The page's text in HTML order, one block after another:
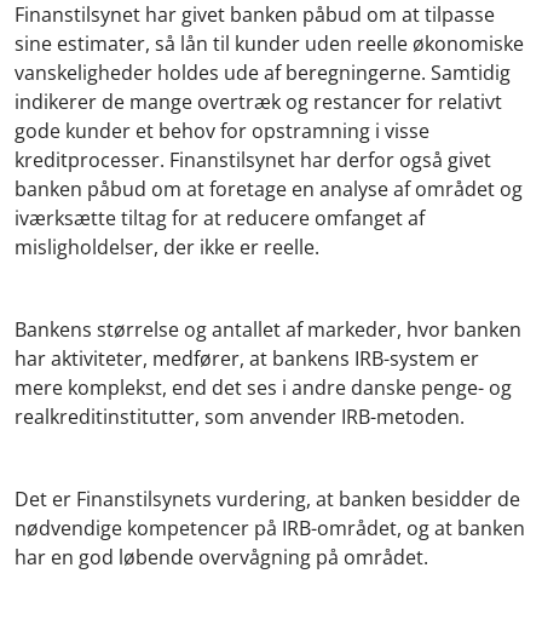
Finanstilsynet har givet banken påbud om at tilpasse
sine estimater, så lån til kunder uden reelle økonomiske
vanskeligheder holdes ude af beregningerne. Samtidig
indikerer de mange overtræk og restancer for relativt
gode kunder et behov for opstramning i visse
kreditprocesser. Finanstilsynet har derfor også givet
banken påbud om at foretage en analyse af området og
iværksætte tiltag for at reducere omfanget af
misligholdelser, der ikke er reelle.
Bankens størrelse og antallet af markeder, hvor banken
har aktiviteter, medfører, at bankens IRB-system er
mere komplekst, end det ses i andre danske penge- og
realkreditinstitutter, som anvender IRB-metoden.
Det er Finanstilsynets vurdering, at banken besidder de
nødvendige kompetencer på IRB-området, og at banken
har en god løbende overvågning på området.